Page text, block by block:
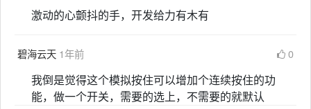
激动的心颤抖的手，开发给力有木有
碧海云天 1年前 0
我倒是觉得这个模拟按住可以增加个连续按住的功
能，做一个开关，需要的选上，不需要的就默认